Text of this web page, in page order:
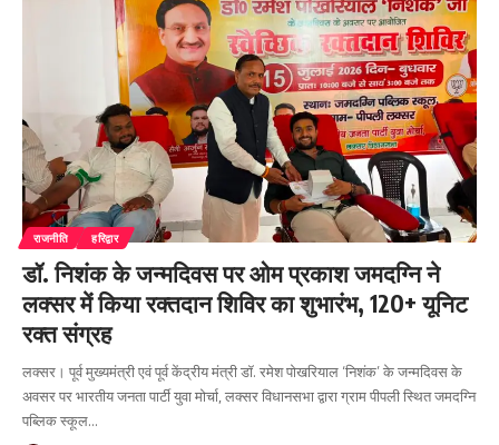
राजनीति हरिद्वार
डॉ. निशंक के जन्मदिवस पर ओम प्रकाश जमदग्नि ने
लक्सर में किया रक्तदान शिविर का शुभारंभ, 120+ यूनिट
रक्त संग्रह
लक्सर। पूर्व मुख्यमंत्री एवं पूर्व केंद्रीय मंत्री डॉ. रमेश पोखरियाल ‘निशंक’ के जन्मदिवस के
अवसर पर भारतीय जनता पार्टी युवा मोर्चा, लक्सर विधानसभा द्वारा ग्राम पीपली स्थित जमदग्नि
पब्लिक स्कूल…